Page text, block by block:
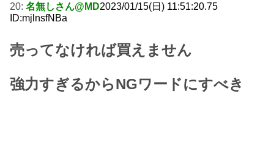
20: 名無しさん@MD2023/01/15(日) 11:51:20.75
ID:mjlnsfNBa
売ってなければ買えません
強力すぎるからNGワードにすべき